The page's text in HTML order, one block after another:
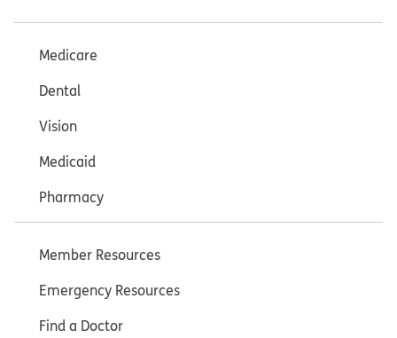
Medicare
Dental
Vision
Medicaid
Pharmacy
Member Resources
Emergency Resources
Find a Doctor